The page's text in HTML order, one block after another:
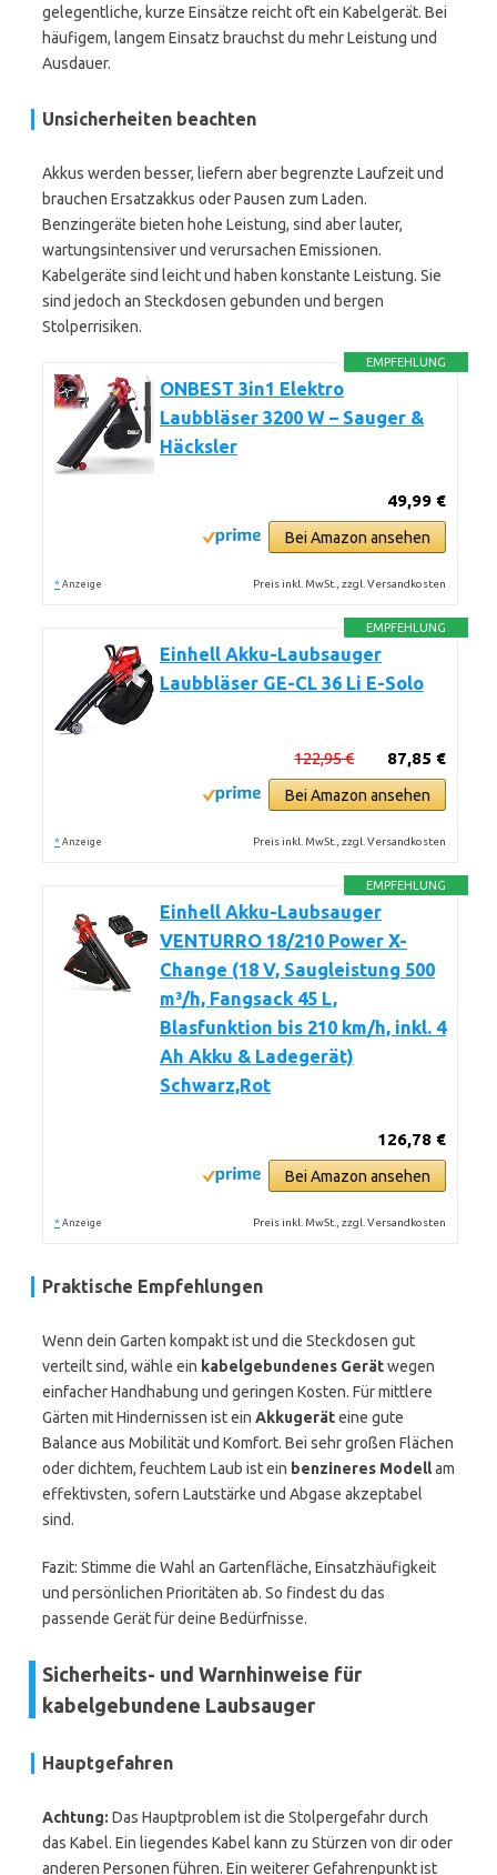
gelegentliche, kurze Einsätze reicht oft ein Kabelgerät. Bei
häufigem, langem Einsatz brauchst du mehr Leistung und
Ausdauer.
Unsicherheiten beachten
Akkus werden besser, liefern aber begrenzte Laufzeit und
brauchen Ersatzakkus oder Pausen zum Laden.
Benzingeräte bieten hohe Leistung, sind aber lauter,
wartungsintensiver und verursachen Emissionen.
Kabelgeräte sind leicht und haben konstante Leistung. Sie
sind jedoch an Steckdosen gebunden und bergen
Stolperrisiken.
EMPFEHLUNG
ONBEST 3in1 Elektro
Laubbläser 3200 W – Sauger &
Häcksler
49,99 €
Bei Amazon ansehen
* Anzeige Preis inkl. MwSt., zzgl. Versandkosten
EMPFEHLUNG
Einhell Akku-Laubsauger
Laubbläser GE-CL 36 Li E-Solo
87,85 €
122,95 €
Bei Amazon ansehen
* Anzeige Preis inkl. MwSt., zzgl. Versandkosten
EMPFEHLUNG
Einhell Akku-Laubsauger
VENTURRO 18/210 Power X-
Change (18 V, Saugleistung 500
m³/h, Fangsack 45 L,
Blasfunktion bis 210 km/h, inkl. 4
Ah Akku & Ladegerät)
Schwarz,Rot
126,78 €
Bei Amazon ansehen
* Anzeige Preis inkl. MwSt., zzgl. Versandkosten
Praktische Empfehlungen
Wenn dein Garten kompakt ist und die Steckdosen gut
verteilt sind, wähle ein kabelgebundenes Gerätwegen
einfacher Handhabung und geringen Kosten. Für mittlere
Gärten mit Hindernissen ist ein Akkugeräteine gute
Balance aus Mobilität und Komfort. Bei sehr großen Flächen
oder dichtem, feuchtem Laub ist ein benzineres Modellam
effektivsten, sofern Lautstärke und Abgase akzeptabel
sind.
Fazit: Stimme die Wahl an Gartenfläche, Einsatzhäufigkeit
und persönlichen Prioritäten ab. So findest du das
passende Gerät für deine Bedürfnisse.
Sicherheits- und Warnhinweise für
kabelgebundene Laubsauger
Hauptgefahren
Achtung: Das Hauptproblem ist die Stolpergefahr durch
das Kabel. Ein liegendes Kabel kann zu Stürzen von dir oder
anderen Personen führen. Ein weiterer Gefahrenpunkt ist